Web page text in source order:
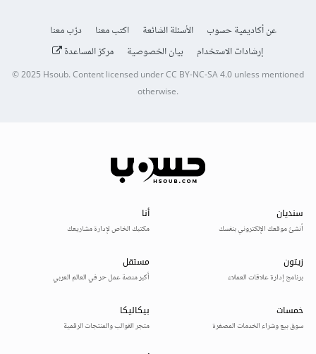
عن أكاديمية حسوب الأسئلة الشائعة اكتب معنا
درّب معنا
إرشادات الاستخدام
بيان الخصوصية مركز المساعدة
© 2025Hsoub.Content licensed underCC BY-NC-SA 4.0unless mentioned
otherwise.